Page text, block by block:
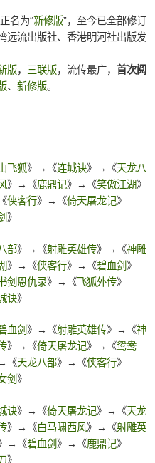
名为“新修版”，至今已全部修订
远流出版社、香港明河社出版发
版， 三联版，流传最广， 首次阅
、 新修版。
飞狐》→《连城诀》→《天龙八
》→《鹿鼎记》→《笑傲江湖》
侠客行》→《倚天屠龙记》
》
部》→《射雕英雄传》→《神雕
》→《侠客行》→《碧血剑 》
剑恩仇录》→《飞狐外传》
诀》
血剑 》→《射雕英雄传》→《神
》→《倚天屠龙记》→《鸳鸯
《天龙八部》→《侠客行》
剑 》
诀》→《倚天屠龙记》→《天龙
》→《白马啸西风》→《射雕英
→《碧血剑 》→《鹿鼎记》
》